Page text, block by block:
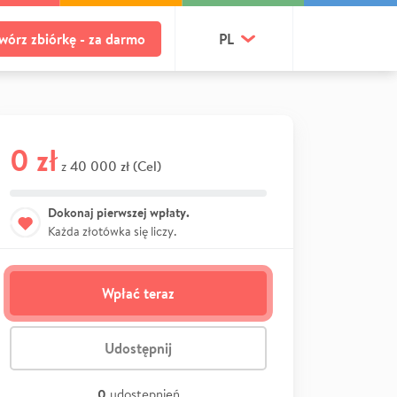
zbiórkę - za darmo PL
0 zł z 40 000 zł (Cel)
Dokonaj pierwszej wpłaty.
Każda złotówka się liczy.
Wpłać teraz
Udostępnij